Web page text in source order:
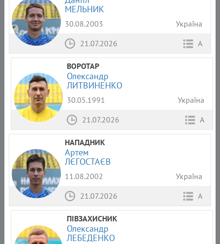
МЕЛЬНИК
30.08.2003
Україна
21.07.2026
А
ВОРОТАР
Олександр
ЛИТВИНЕНКО
30.05.1991
Україна
21.07.2026
А
НАПАДНИК
Артем
ЛЄГОСТАЄВ
11.08.2002
Україна
21.07.2026
А
ПІВЗАХИСНИК
Олександр
ЛЕБЕДЕНКО